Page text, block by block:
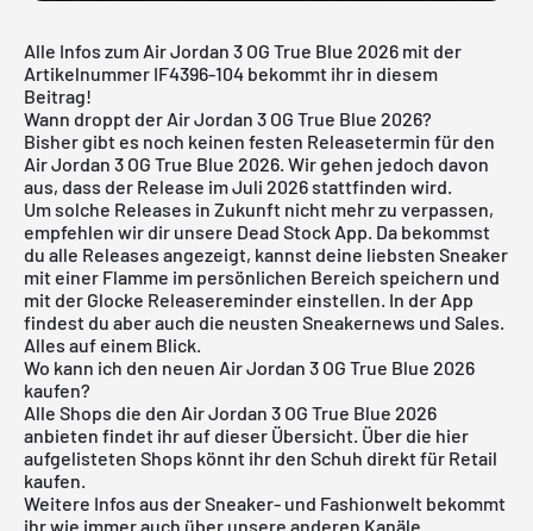
Alle Infos zum Air Jordan 3 OG True Blue 2026 mit der
Artikelnummer IF4396-104 bekommt ihr in diesem
Beitrag!
Wann droppt der Air Jordan 3 OG True Blue 2026?
Bisher gibt es noch keinen festen Releasetermin für den
Air Jordan 3 OG True Blue 2026. Wir gehen jedoch davon
aus, dass der Release im Juli 2026 stattfinden wird.
Um solche Releases in Zukunft nicht mehr zu verpassen,
empfehlen wir dir unsere Dead Stock App. Da bekommst
du alle Releases angezeigt, kannst deine liebsten Sneaker
mit einer Flamme im persönlichen Bereich speichern und
mit der Glocke Releasereminder einstellen. In der App
findest du aber auch die neusten Sneakernews und Sales.
Alles auf einem Blick.
Wo kann ich den neuen Air Jordan 3 OG True Blue 2026
kaufen?
Alle Shops die den Air Jordan 3 OG True Blue 2026
anbieten findet ihr auf dieser Übersicht. Über die hier
aufgelisteten Shops könnt ihr den Schuh direkt für Retail
kaufen.
Weitere Infos aus derSneaker- und Fashionwelt bekommt
ihr wie immer auch über unsere anderen Kanäle.